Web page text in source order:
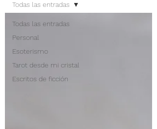
Todas las entradas
Personal
Esoterismo
Tarot desde mi cristal
Escritos de ficción
Todas las entradas